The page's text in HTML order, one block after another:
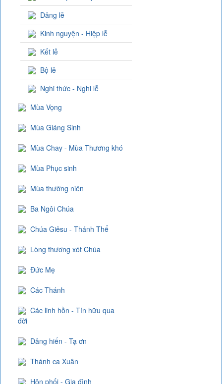
Dâng lễ
Kinh nguyện - Hiệp lễ
Kết lễ
Bộ lễ
Nghi thức - Nghi lễ
Mùa Vọng
Mùa Giáng Sinh
Mùa Chay - Mùa Thương khó
Mùa Phục sinh
Mùa thường niên
Ba Ngôi Chúa
Chúa Giêsu - Thánh Thể
Lòng thương xót Chúa
Đức Mẹ
Các Thánh
Các linh hồn - Tín hữu qua
đời
Dâng hiến - Tạ ơn
Thánh ca Xuân
Hôn phối - Gia đình